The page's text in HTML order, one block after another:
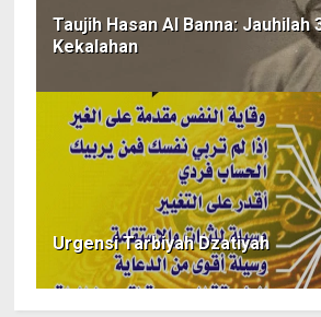
Taujih Hasan Al Banna: Jauhilah
Kekalahan
Urgensi Tarbiyah Dzatiyah